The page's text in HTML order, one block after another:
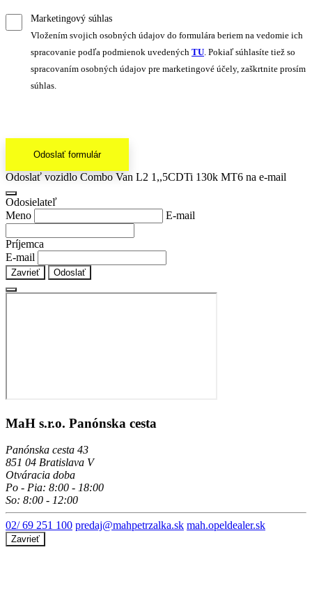
Marketingový súhlas
Vložením svojich osobných údajov do formulára beriem na vedomie ich
spracovanie podľa podmienok uvedených TU . Pokiaľ súhlasíte tiež so
spracovaním osobných údajov pre marketingové účely, zaškrtnite prosím
súhlas.
Odoslať formulár
Odoslať vozidlo Combo Van L2 1,,5CDTi 130k MT6 na e-mail
Odosielateľ
Meno
E-mail
Príjemca
E-mail
Zavrieť Odoslať
MaH s.r.o. Panónska cesta
Panónska cesta 43
851 04 Bratislava V
Otváracia doba
Po - Pia: 8:00 - 18:00
So: 8:00 - 12:00
02/ 69 251 100 predaj@mahpetrzalka.sk mah.opeldealer.sk
Zavrieť